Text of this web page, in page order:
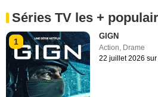
Séries TV les +
1
GIGN
Action, Drame
22 juillet 2026